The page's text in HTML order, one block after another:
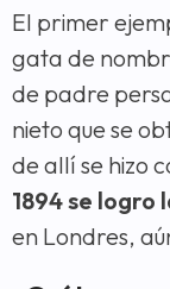
El primer
gata de
de padre
nieto que se
de allí se hizo
1894 se logro
en Londres,